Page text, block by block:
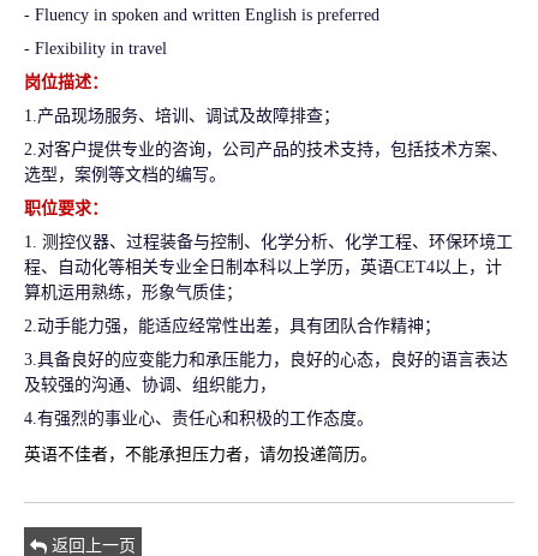
- Fluency in spoken and written English is preferred
- Flexibility in travel
岗位描述：
1.产品现场服务、培训、调试及故障排查；
2.对客户提供专业的咨询，公司产品的技术支持，包括技术方案、
选型，案例等文档的编写。
职位要求：
1. 测控仪器、过程装备与控制、化学分析、 化学工程、 环保环境工
程、
自动化等相关专业全日制本科以上学历，英语CET4以上，计
算机运用熟练，形象气质佳；
2.动手能力强，能适应经常性出差，具有团队合作精神；
3.具备良好的应变能力和承压能力，良好的心态，良好的语言表达
及较强的沟通、协调、组织能力，
4.有强烈的事业心、责任心和积极的工作态度。
英语不佳者，不能承担压力者，请勿投递简历。
返回上一页